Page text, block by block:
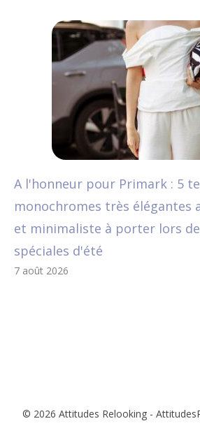
A l'honneur pour Primark : 5
monochromes très élégantes
et minimaliste à porter lors
spéciales d'été
7 août 2026
© 2026 Attitudes Relooking -